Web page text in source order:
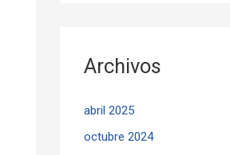
Archivos
abril 2025
octubre 2024